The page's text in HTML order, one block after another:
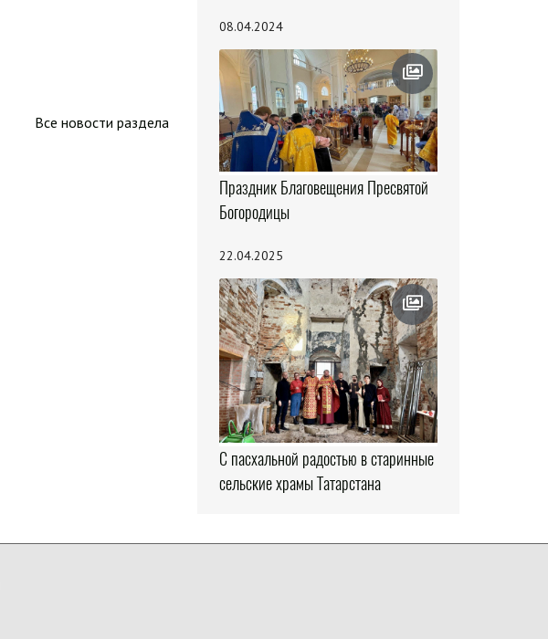
Все новости раздела
08.04.2024
Праздник Благовещения Пресвятой
Богородицы
22.04.2025
С пасхальной радостью в старинные
сельские храмы Татарстана